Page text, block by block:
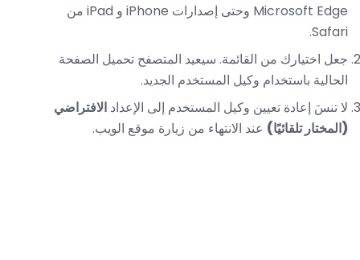
Microsoft Edge وحتى إصدارات iPhone و iPad من
Safari.
جعل اختيارك من القائمة. سيعيد المتصفح تحميل الصفحة
الحالية باستخدام وكيل المستخدم الجديد.
لا تنسَ إعادة تعيين وكيل المستخدم إلى الإعداد الافتراضي
(المختار تلقائيًا) عند الانتهاء من زيارة موقع الويب.